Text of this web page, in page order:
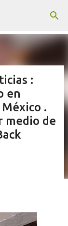
:
en
.
medio de